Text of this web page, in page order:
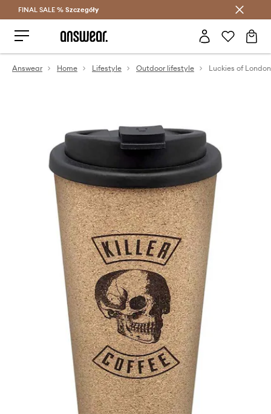
Oszczędzaj z Answear Club >
FINAL SALE % Szczegóły
Answear Home Lifestyle Outdoor lifestyle